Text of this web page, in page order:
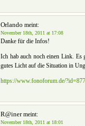
Orlando meint:
November 18th, 2011 at 17:08
Danke für die Infos!
Ich hab auch noch einen Link.
gutes Licht auf die Situation in
https://www.fonoforum.de/
R@inermeint:
November 18th, 2011 at 18:01